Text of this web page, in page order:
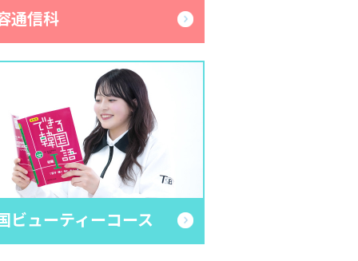
通信科
ビューティーコース